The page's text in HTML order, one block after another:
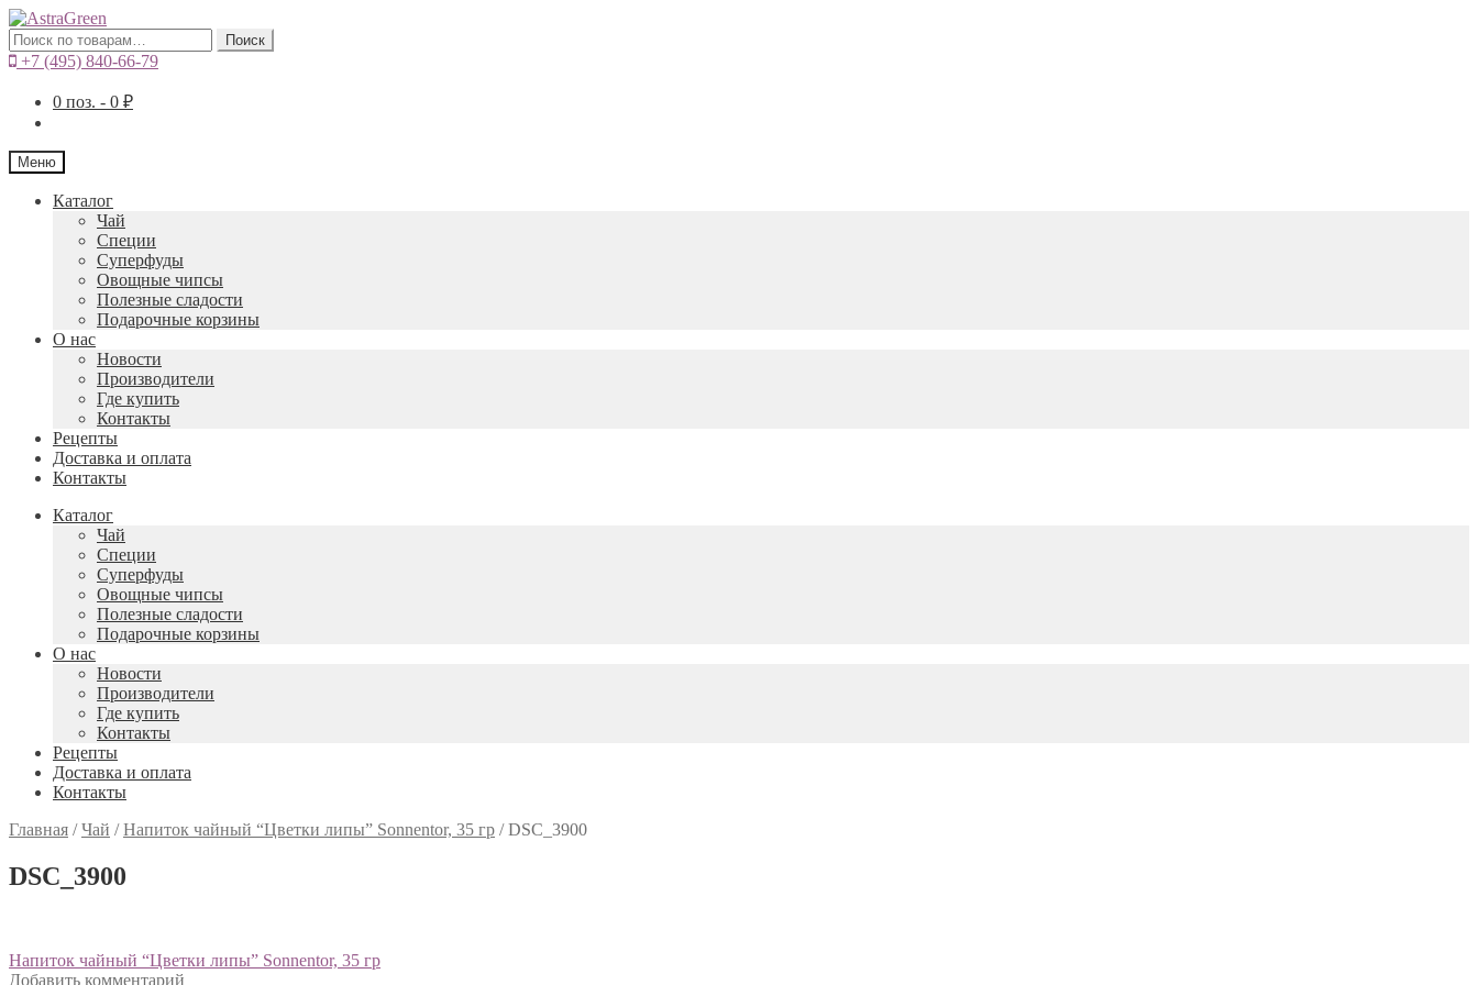
Искать: Поиск
+7 (495) 840-66-79
0 поз. - 0 ₽
Меню
Каталог
Чай
Специи
Cуперфуды
Овощные чипсы
Полезные сладости
Подарочные корзины
О нас
Новости
Производители
Где купить
Контакты
Рецепты
Доставка и оплата
Контакты
Каталог
Чай
Специи
Cуперфуды
Овощные чипсы
Полезные сладости
Подарочные корзины
О нас
Новости
Производители
Где купить
Контакты
Рецепты
Доставка и оплата
Контакты
Главная /Чай /Напиток чайный “Цветки липы” Sonnentor, 35 гр /DSC_3900
DSC_3900
Навигация
Предыдущий:
Напиток чайный “Цветки липы” Sonnentor, 35 гр
Добавить комментарий